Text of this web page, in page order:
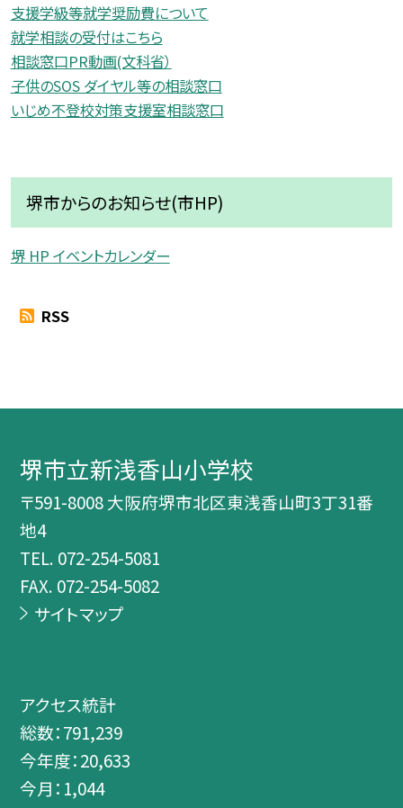
支援学級等就学奨励費について
就学相談の受付はこちら
相談窓口PR動画(文科省）
子供のSOS ダイヤル等の相談窓口
いじめ不登校対策支援室相談窓口
堺市からのお知らせ(市HP)
堺 HP イベントカレンダー
RSS
堺市立新浅香山小学校
〒591-8008 大阪府堺市北区東浅香山町3丁31番
地4
TEL. 072-254-5081
FAX. 072-254-5082
サイトマップ
アクセス統計
総数：791,239
今年度：20,633
今月： 1,044